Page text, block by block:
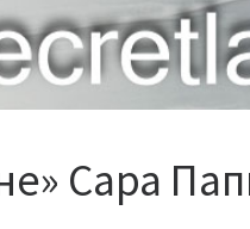
Сара